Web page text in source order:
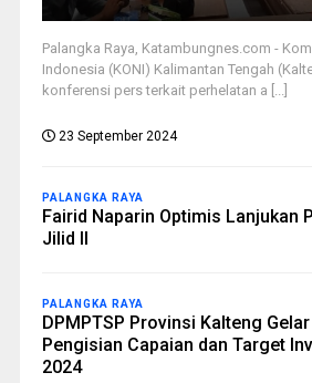
Palangka Raya, Katambungnes.com -
Indonesia (KONI) Kalimantan Tengah
konferensi pers terkait perhelatan a [...]
23 September 2024
PALANGKA RAYA
Fairid Naparin Optimis Lanjukan
Jilid II
PALANGKA RAYA
DPMPTSP Provinsi Kalteng
Pengisian Capaian dan Target
2024